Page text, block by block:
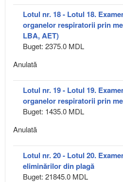
Lotul nr. 18 - Lotul 18.
organelor respiratorii prin
LBA, AET)
Buget: 2375.0 MDL
Anulată
Lotul nr. 19 - Lotul 19.
organelor respiratorii prin
Buget: 1435.0 MDL
Anulată
Lotul nr. 20 - Lotul 20.
eliminărilor din plagă
Buget: 21845.0 MDL